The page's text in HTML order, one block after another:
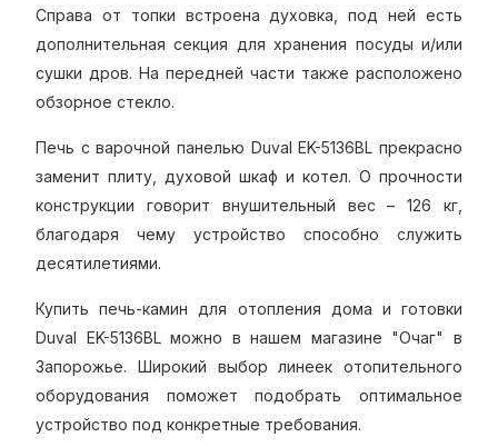
Справа от топки встроена духовка, под ней есть
дополнительная секция для хранения посуды и/или
сушки дров. На передней части также расположено
обзорное стекло.
Печь с варочной панелью Duval EK-5136BL прекрасно
заменит плиту, духовой шкаф и котел. О прочности
конструкции говорит внушительный вес – 126 кг,
благодаря чему устройство способно служить
десятилетиями.
Купить печь-камин для отопления дома и готовки
Duval EK-5136BL можно в нашем магазине "Очаг" в
Запорожье. Широкий выбор линеек отопительного
оборудования поможет подобрать оптимальное
устройство под конкретные требования.